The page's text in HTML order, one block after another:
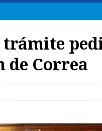
Correa